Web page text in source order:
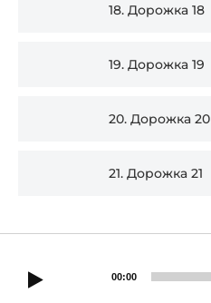
00:00
18. Дорожка 18
19. Дорожка 19
20. Дорожка 20
21. Дорожка 21